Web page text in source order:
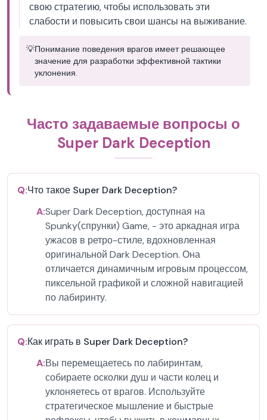
свою стратегию, чтобы использовать эти
слабости и повысить свои шансы на выживание.
💡Понимание поведения врагов имеет решающее
значение для разработки эффективной тактики
уклонения.
Часто задаваемые вопросы о
Super Dark Deception
Q:Что такое Super Dark Deception?
A:Super Dark Deception, доступная на
Spunky(спрунки) Game, - это аркадная игра
ужасов в ретро-стиле, вдохновленная
оригинальной Dark Deception. Она
отличается динамичным игровым процессом,
пиксельной графикой и сложной навигацией
по лабиринту.
Q:Как играть в Super Dark Deception?
A:Вы перемещаетесь по лабиринтам,
собираете осколки душ и части колец и
уклоняетесь от врагов. Используйте
стратегическое мышление и быстрые